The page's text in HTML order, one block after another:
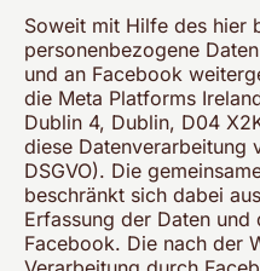
Soweit mit Hilfe des hier
personenbezogene
und an Facebook
die Meta Platforms
Dublin 4, Dublin, D04
diese Datenverarbeitung
DSGVO). Die
beschränkt sich dabei
Erfassung der Daten und
Facebook. Die nach der